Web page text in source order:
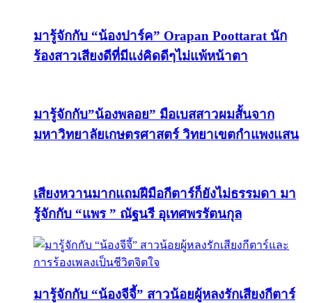
มารู้จักกับ “น้องปาร์ค” Orapan Poottarat นัก
ร้องสาวเสียงดีที่มีแง่คิดดีๆไม่แพ้หน้าตา
มารู้จักกับ”น้องพลอย” มือเบสสาวผมสั้นจาก
มหาวิทยาลัยเกษตรศาสตร์ วิทยาเขตกำแพงแสน
เสียงหวานมากแถมฝีมือกีตาร์ก็ยังไม่ธรรมดา มา
รู้จักกับ “แพร ” ณัฐนรี อุเทศพรรัตนกุล
มารู้จักกับ “น้องจีจี้” สาวน้อยผู้หลงรักเสียงกีตาร์